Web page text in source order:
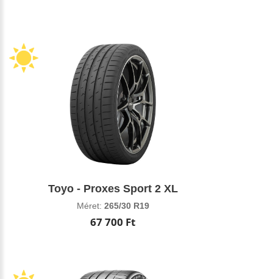
Toyo - Proxes Sport 2 XL
Méret: 265/30 R19
67 700 Ft